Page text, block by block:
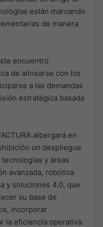
están marcando
de manera
encuentro
de alinearse con los
a las demandas
estratégica basada
albergará en
un despliegue
y áreas
avanzada, robótica
y soluciones 4.0, que
su base de
incorporar
la eficiencia operativa.